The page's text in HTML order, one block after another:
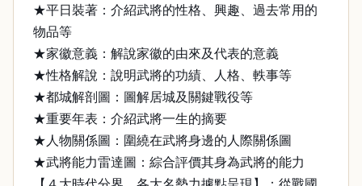
★平日裝著：介紹武將的性格、興趣、過去常用的
物品等
★家徽意義：解說家徽的由來及代表的意義
★性格解說：說明武將的功績、人格、軼事等
★都城解剖圖：圖解居城及關鍵戰役等
★重要年表：介紹武將一生的摘要
★人物關係圖：圍繞在武將身邊的人際關係圖
★武將能力雷達圖：綜合評價其身為武將的能力